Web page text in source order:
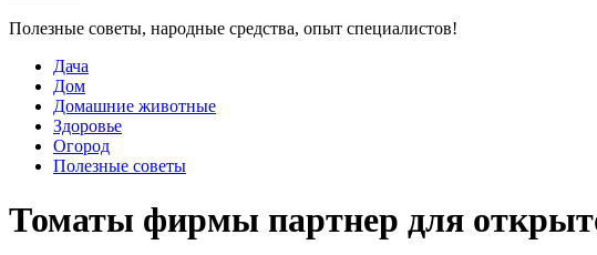
Полезные советы, народные средства, опыт специалистов!
Дача
Дом
Домашние животные
Здоровье
Огород
Полезные советы
Томаты фирмы партнер для